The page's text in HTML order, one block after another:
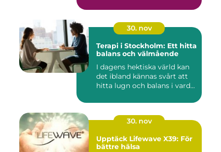
30. nov
Terapi i Stockholm: Ett hitta
balans och välmående
I dagens hektiska värld kan
det ibland kännas svårt att
hitta lugn och balans i vard...
30. nov
Upptäck Lifewave X39: För
bättre hälsa